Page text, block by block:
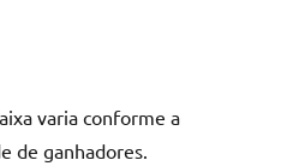
varia conforme a
de ganhadores.